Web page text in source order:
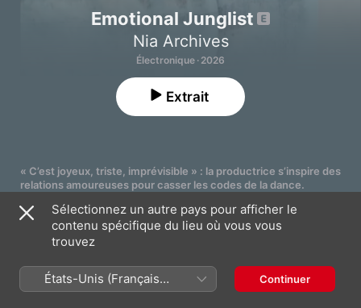
Emotional Junglist
Nia Archives
Électronique · 2026
« C’est joyeux, triste, imprévisible » : la productrice s’inspire des
relations amoureuses pour casser les codes de la dance.
« Cet album, c’est un son sur lequel je travaille depuis des
années », confie Nia Archives à Apple Music. « C’est joyeux,
triste et imprévisible. C’est de la musique pour les fans de
Depuis Headz Gone West, son premier EP sorti en 2021, la
productrice de Bradford mène une révolution dance à grand
Extrait
Sélectionnez un autre pays pour afficher le
contenu spécifique du lieu où vous vous
trouvez
États-Unis (Français
France)
Continuer